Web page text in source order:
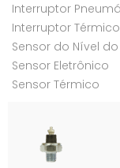
Interruptor
Interruptor Térmico
Sensor do Nível
Sensor Eletrônico
Sensor Térmico